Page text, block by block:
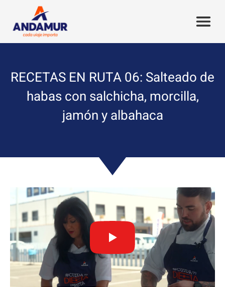
RECETAS EN RUTA 06: Salteado de
habas con salchicha, morcilla,
jamón y albahaca